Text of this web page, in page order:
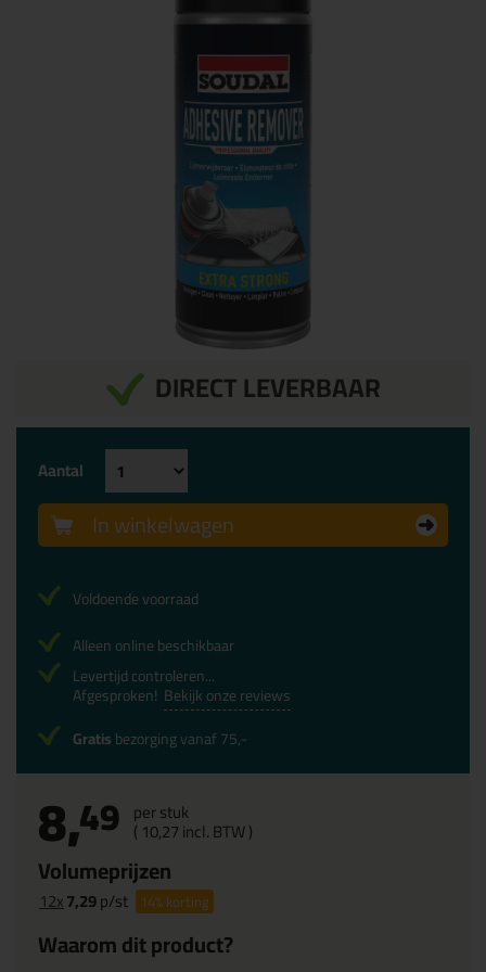
DIRECT LEVERBAAR
8,49 per stuk
( 10,27incl. BTW )
Volumeprijzen
12x7,29p/st 14%korting
Waarom dit product?
Aantal
In winkelwagen
Voldoende voorraad
Alleen online beschikbaar
Levertijd controleren...
Afgesproken! Bekijk onze reviews
Gratisbezorging vanaf 75,-